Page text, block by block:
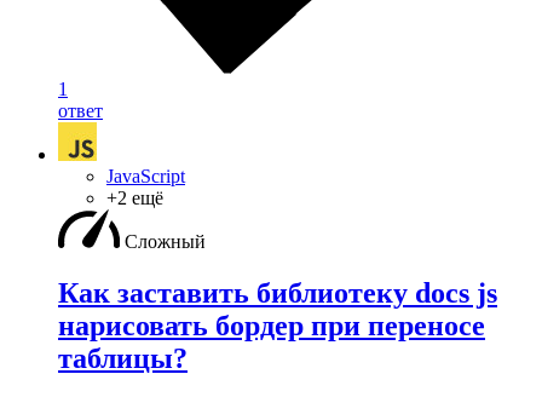
1
ответ
JavaScript
+2 ещё
Сложный
Как заставить библиотеку docs js
нарисовать бордер при переносе
таблицы?